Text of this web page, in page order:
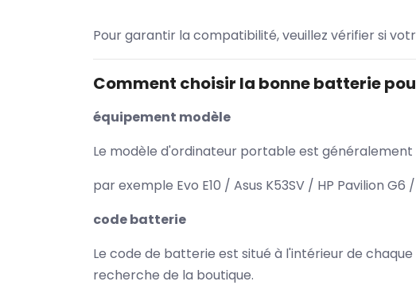
Pour garantir la compatibilité, veuillez vérifier si
Comment choisir la bonne batterie
équipement modèle
Le modèle d'ordinateur portable est
par exemple Evo E10 / Asus K53SV / HP Pavilion G6
code batterie
Le code de batterie est situé à l'intérieur de
recherche de la boutique.